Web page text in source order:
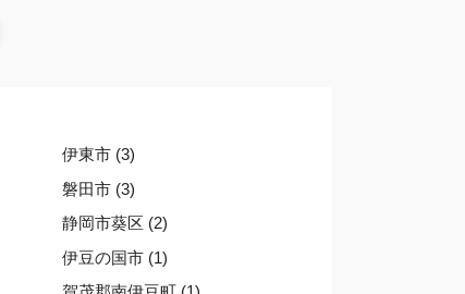
伊東市 (3)
磐田市 (3)
静岡市葵区 (2)
伊豆の国市 (1)